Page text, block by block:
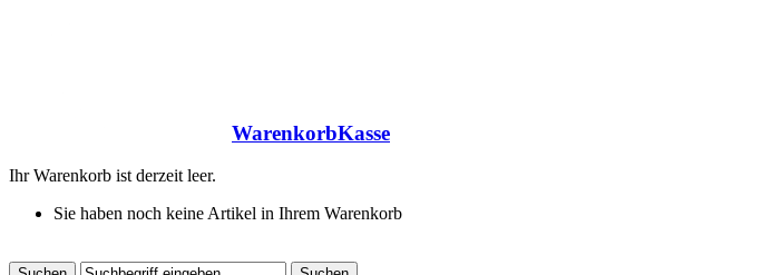
WarenkorbKasse
Ihr Warenkorb ist derzeit leer.
Sie haben noch keine Artikel in Ihrem Warenkorb